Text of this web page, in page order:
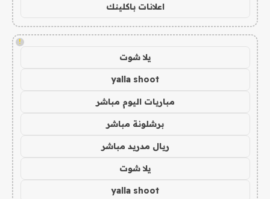
اعلانات باكلينك
!
يلا شوت
yalla shoot
مباريات اليوم مباشر
برشلونة مباشر
ريال مدريد مباشر
يلا شوت
yalla shoot